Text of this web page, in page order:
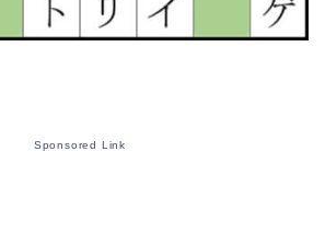
Sponsored Link